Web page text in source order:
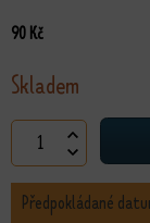
90 Kč
Skladem
Magnet Život mě
Předpokládané